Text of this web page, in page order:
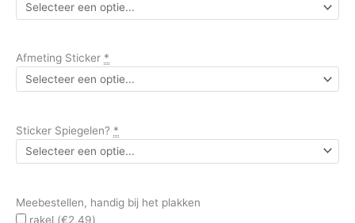
Afmeting Sticker *
Sticker Spiegelen? *
Meebestellen, handig bij het plakken
rakel (€2,49)